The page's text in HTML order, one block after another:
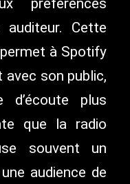
préférences
auditeur. Cette
à Spotify
son public,
d’écoute plus
que la radio
souvent un
audience de